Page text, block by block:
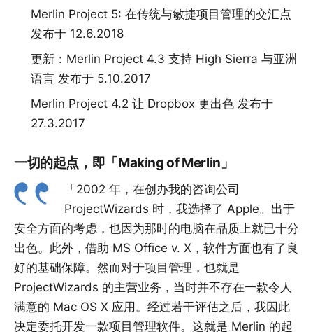
Merlin Project 5: 在传统与敏捷项目管理的交汇点
发布于 12.6.2018
更新：Merlin Project 4.3 支持 High Sierra 与亚洲
语言 发布于 5.10.2017
Merlin Project 4.2 让 Dropbox 更出色 发布于
27.3.2017
一切的起点，即「Making of Merlin」
「2002 年，在创办我的咨询公司
ProjectWizards 时，我选择了 Apple。出于
安全方面的考虑，也因为那时的电脑在品质上就已十分
出色。此外，借助 MS Office v. X，软件方面也有了良
好的基础保障。然而对于项目管理，也就是
ProjectWizards 的主营业务，当时并不存在一款令人
满意的 Mac OS X 应用。经过若干评估之后，我因此
决定委托开发一款项目管理软件。这就是 Merlin 的起